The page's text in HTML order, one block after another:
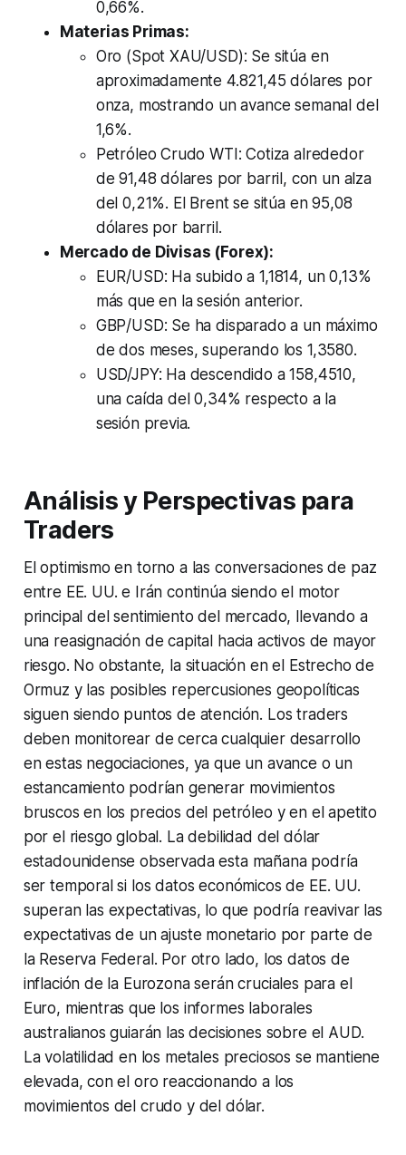
0,66%.
Materias Primas:
Oro (Spot XAU/USD): Se sitúa en
aproximadamente 4.821,45 dólares por
onza, mostrando un avance semanal del
1,6%.
Petróleo Crudo WTI: Cotiza alrededor
de 91,48 dólares por barril, con un alza
del 0,21%. El Brent se sitúa en 95,08
dólares por barril.
Mercado de Divisas (Forex):
EUR/USD: Ha subido a 1,1814, un 0,13%
más que en la sesión anterior.
GBP/USD: Se ha disparado a un máximo
de dos meses, superando los 1,3580.
USD/JPY: Ha descendido a 158,4510,
una caída del 0,34% respecto a la
sesión previa.
Análisis y Perspectivas para
Traders
El optimismo en torno a las conversaciones de paz
entre EE. UU. e Irán continúa siendo el motor
principal del sentimiento del mercado, llevando a
una reasignación de capital hacia activos de mayor
riesgo. No obstante, la situación en el Estrecho de
Ormuz y las posibles repercusiones geopolíticas
siguen siendo puntos de atención. Los traders
deben monitorear de cerca cualquier desarrollo
en estas negociaciones, ya que un avance o un
estancamiento podrían generar movimientos
bruscos en los precios del petróleo y en el apetito
por el riesgo global. La debilidad del dólar
estadounidense observada esta mañana podría
ser temporal si los datos económicos de EE. UU.
superan las expectativas, lo que podría reavivar las
expectativas de un ajuste monetario por parte de
la Reserva Federal. Por otro lado, los datos de
inflación de la Eurozona serán cruciales para el
Euro, mientras que los informes laborales
australianos guiarán las decisiones sobre el AUD.
La volatilidad en los metales preciosos se mantiene
elevada, con el oro reaccionando a los
movimientos del crudo y del dólar.